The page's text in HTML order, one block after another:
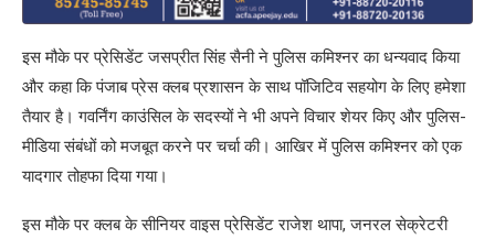
इस मौके पर प्रेसिडेंट जसप्रीत सिंह सैनी ने पुलिस कमिश्नर का धन्यवाद किया
और कहा कि पंजाब प्रेस क्लब प्रशासन के साथ पॉजिटिव सहयोग के लिए हमेशा
तैयार है। गवर्निंग काउंसिल के सदस्यों ने भी अपने विचार शेयर किए और पुलिस-
मीडिया संबंधों को मजबूत करने पर चर्चा की। आखिर में पुलिस कमिश्नर को एक
यादगार तोहफा दिया गया।
इस मौके पर क्लब के सीनियर वाइस प्रेसिडेंट राजेश थापा, जनरल सेक्रेटरी